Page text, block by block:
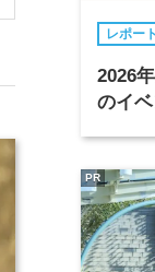
レポート
2026
のイ
PR